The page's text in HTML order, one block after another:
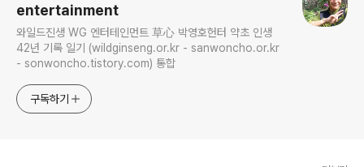
entertainment
와일드진생 WG 엔터테인먼트 草心 박영호헌터 약초 인생
42년 기록 일기 (wildginseng.or.kr - sanwoncho.or.kr
- sonwoncho.tistory.com) 통합
구독하기